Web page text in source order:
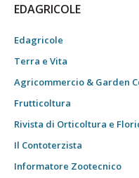
EDAGRICOLE
Edagricole
Terra e Vita
Agricommercio & Garden
Frutticoltura
Rivista di Orticoltura e
Il Contoterzista
Informatore Zootecnico